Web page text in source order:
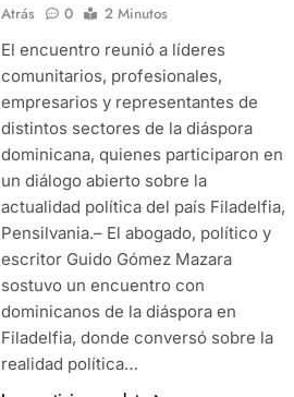
Atrás
0
2 Minutos
El encuentro reunió a líderes
comunitarios, profesionales,
empresarios y representantes de
distintos sectores de la diáspora
dominicana, quienes participaron en
un diálogo abierto sobre la
actualidad política del país Filadelfia,
Pensilvania.– El abogado, político y
escritor Guido Gómez Mazara
sostuvo un encuentro con
dominicanos de la diáspora en
Filadelfia, donde conversó sobre la
realidad política…